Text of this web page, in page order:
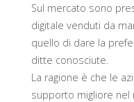
Sul mercato sono
digitale venduti da
quello di dare la
ditte conosciute.
La ragione è che le
supporto migliore nel